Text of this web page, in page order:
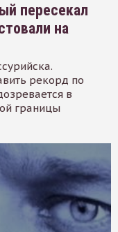
пересекал
на
рекорд по
в
границы